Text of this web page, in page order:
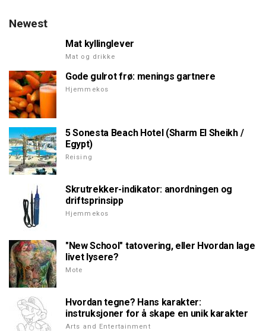
Newest
Mat kyllinglever
Mat og drikke
Gode gulrot frø: menings gartnere
Hjemmekos
5 Sonesta Beach Hotel (Sharm El Sheikh /
Egypt)
Reising
Skrutrekker-indikator: anordningen og
driftsprinsipp
Hjemmekos
"New School" tatovering, eller Hvordan lage
livet lysere?
Mote
Hvordan tegne? Hans karakter:
instruksjoner for å skape en unik karakter
Arts and Entertainment